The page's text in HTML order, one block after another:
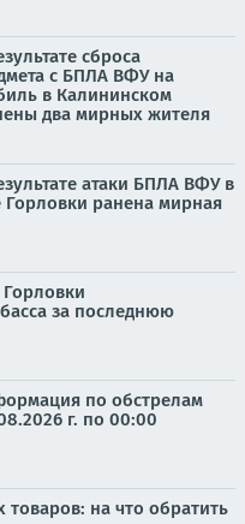
сброса
с БПЛА ВФУ на
в Калининском
два мирных жителя
атаки БПЛА ВФУ в
ранена мирная
за последнюю
по обстрелам
г. по 00:00
товаров: на что обратить